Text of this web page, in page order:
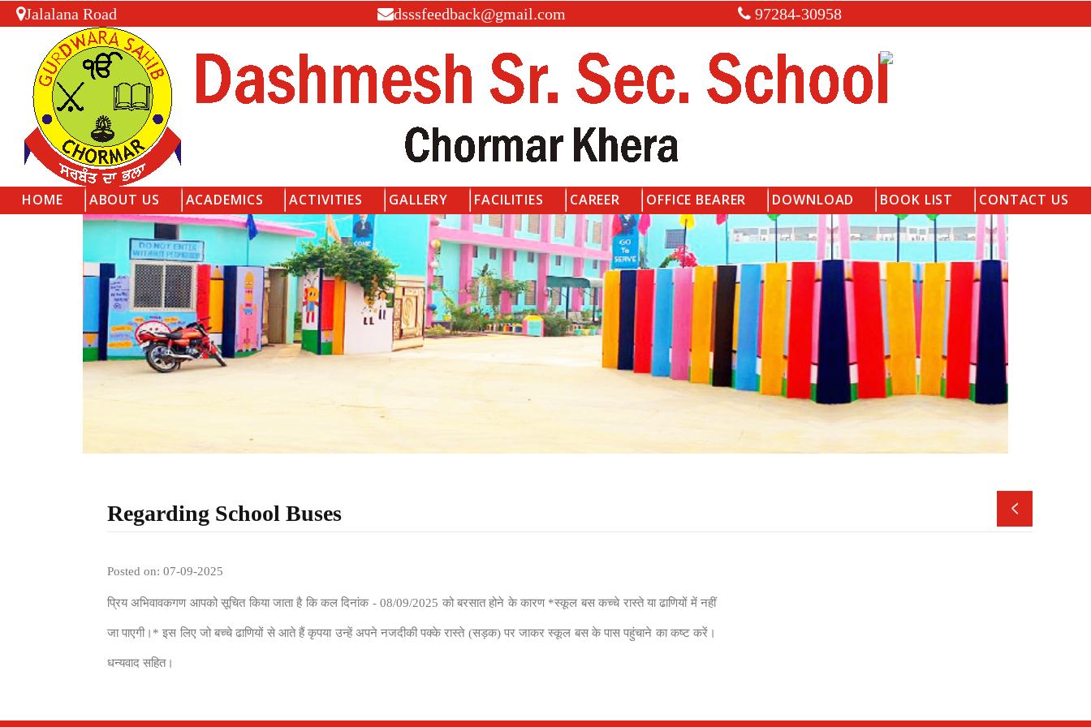
Jalalana Road dsssfeedback@gmail.com 97284-30958
HOME ABOUT US ACADEMICS ACTIVITIES GALLERY FACILITIES CAREER OFFICE BEARER DOWNLOAD BOOK LIST CONTACT US
Regarding School Buses
Posted on: 07-09-2025
प्रिय अभिवावकगण आपको सूचित किया जाता है कि कल दिनांक - 08/09/2025 को बरसात होने के कारण *स्कूल बस कच्चे रास्ते या ढाणियों में नहीं
जा पाएगी।* इस लिए जो बच्चे ढाणियों से आते हैं कृपया उन्हें अपने नजदीकी पक्के रास्ते (सड़क) पर जाकर स्कूल बस के पास पहुंचाने का कष्ट करें।
धन्यवाद सहित।